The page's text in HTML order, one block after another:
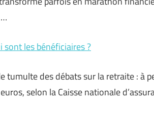
sont les bénéficiaires ?
des débats sur la retraite : à
selon la Caisse nationale